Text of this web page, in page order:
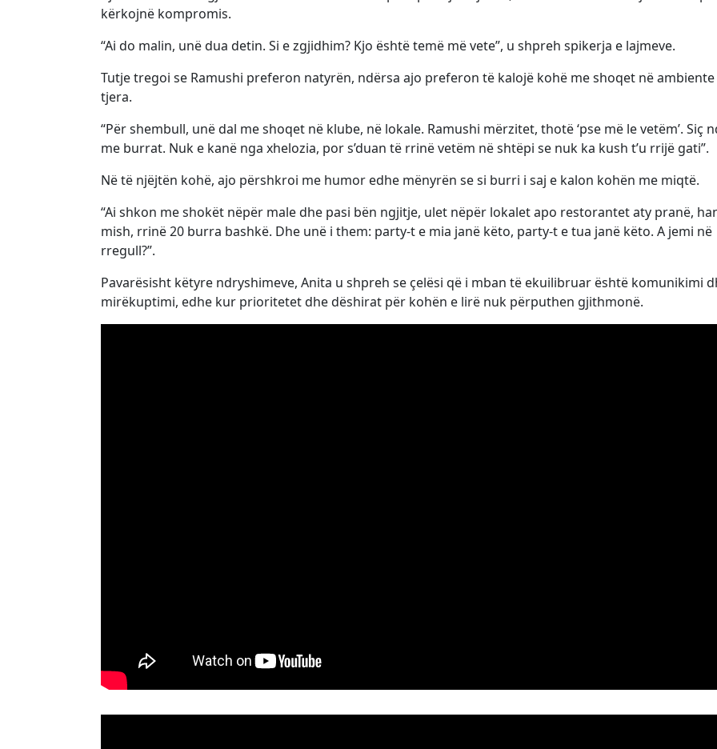
kërkojnë kompromis.
“Ai do malin, unë dua detin. Si e zgjidhim? Kjo është temë më vete”, u shpreh spikerja e lajmeve.
Tutje tregoi se Ramushi preferon natyrën, ndërsa ajo preferon të kalojë kohë me shoqet në
tjera.
“Për shembull, unë dal me shoqet në klube, në lokale. Ramushi mërzitet, thotë ‘pse më le vetëm’. Siç
me burrat. Nuk e kanë nga xhelozia, por s’duan të rrinë vetëm në shtëpi se nuk ka kush t’u rrijë gati”.
Në të njëjtën kohë, ajo përshkroi me humor edhe mënyrën se si burri i saj e kalon kohën me miqtë.
“Ai shkon me shokët nëpër male dhe pasi bën ngjitje, ulet nëpër lokalet apo restorantet aty pranë,
mish, rrinë 20 burra bashkë. Dhe unë i them: party-t e mia janë këto, party-t e tua janë këto. A jemi në
rregull?”.
Pavarësisht këtyre ndryshimeve, Anita u shpreh se çelësi që i mban të ekuilibruar është komunikimi
mirëkuptimi, edhe kur prioritetet dhe dëshirat për kohën e lirë nuk përputhen gjithmonë.